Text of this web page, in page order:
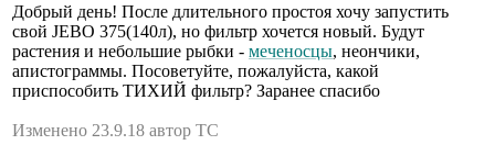
Добрый день! После длительного простоя хочу запустить
свой JEBO 375(140л), но фильтр хочется новый. Будут
растения и небольшие рыбки - меченосцы, неончики,
апистограммы. Посоветуйте, пожалуйста, какой
приспособить ТИХИЙ фильтр? Заранее спасибо
Изменено 23.9.18 автор ТС